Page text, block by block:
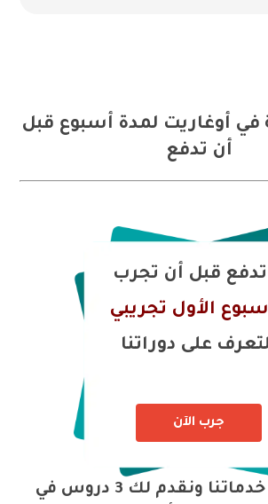
في أوغاريت لمدة أسبوع قبل
أن تدفع
تدفع قبل أن تجرب
الأول تجريبي
على دوراتنا
جرب الآن
نحن نثق في خدماتنا ونقدم لك 3 دروس في